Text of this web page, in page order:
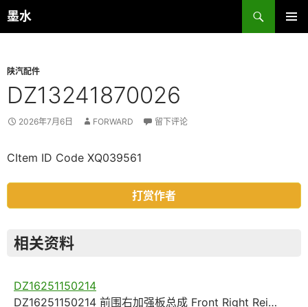
跳
至
墨水
搜
索
陕汽配件
DZ13241870026
2026年7月6日 FORWARD 留下评论
CItem ID Code XQ039561
打赏作者
相关资料
DZ16251150214
DZ16251150214 前围右加强板总成 Front Right Rei…